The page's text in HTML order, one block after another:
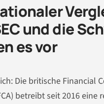
und die
es vor
Die britische Financial
betreibt seit 2016 eine